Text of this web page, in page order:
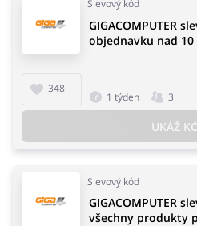
Slevový kód
348
GIGACOMPUTER
objednavku nad 10
1 týden 3
UKÁŽ
Slevový kód
GIGACOMPUTER
všechny produkty